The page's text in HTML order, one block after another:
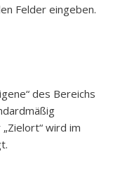
Felder eingeben.
des Bereichs
wird im